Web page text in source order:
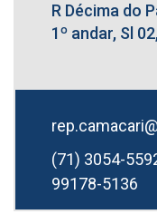
R Décima do
1º andar, Sl
(71) 3054-
99178-5136